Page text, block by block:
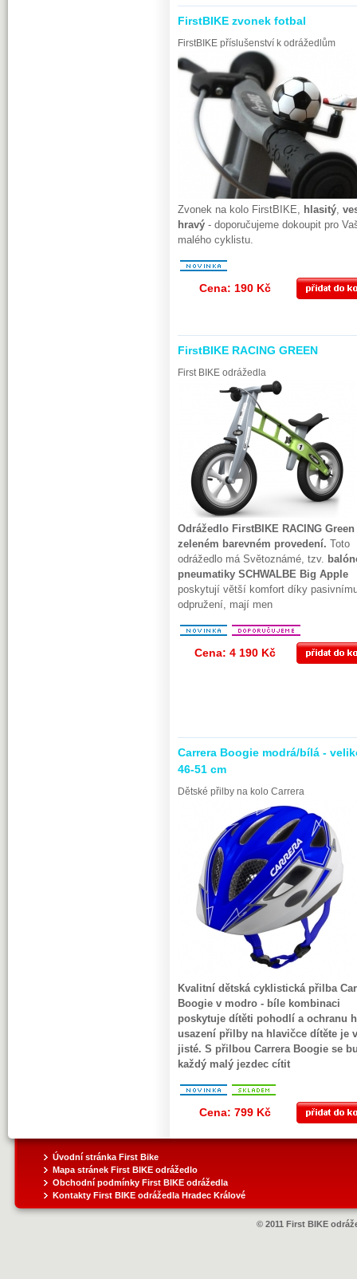
FirstBIKE zvonek fotbal
FirstBIKE příslušenství k odrážedlům
Zvonek na kolo FirstBIKE, hlasitý,
hravý - doporučujeme dokoupit pro
malého cyklistu.
Cena: 190 Kč
FirstBIKE RACING GREEN
First BIKE odrážedla
Odrážedlo FirstBIKE RACING Green
zeleném barevném provedení. Toto
odrážedlo má Světoznámé, tzv.
pneumatiky SCHWALBE Big Apple
poskytují větší komfort díky
odpružení, mají men
Cena: 4 190 Kč
Carrera Boogie modrá/bílá -
46-51 cm
Dětské přilby na kolo Carrera
Kvalitní dětská cyklistická přilba
Boogie v modro - bíle kombinaci
poskytuje dítěti pohodlí a ochranu
usazení přilby na hlavičce dítěte je
jisté. S přilbou Carrera Boogie se
každý malý jezdec cítit
Cena: 799 Kč
Úvodní stránka First Bike
Mapa stránek First BIKE odrážedlo
Obchodní podmínky First BIKE odrážedla
Kontakty First BIKE odrážedla Hradec Králové
© 2011 First BIKE